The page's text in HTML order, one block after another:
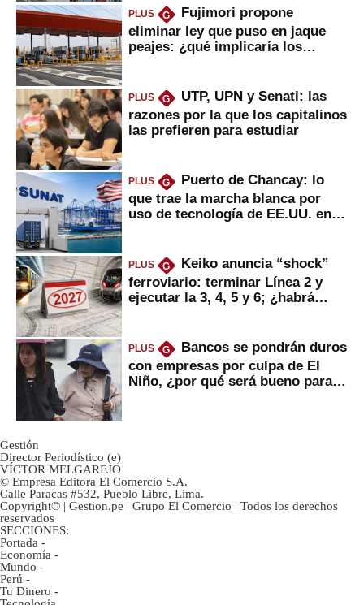
PLUS G
Fujimori propone
eliminar ley que puso en jaque
peajes: ¿qué implicaría los
PLUS G
UTP, UPN y Senati: las
razones por la que los capitalinos
las prefieren para estudiar
PLUS G
Puerto de Chancay: lo
que trae la marcha blanca por
uso de tecnología de EE.UU. en
PLUS G
Keiko anuncia “shock”
ferroviario: terminar Línea 2 y
ejecutar la 3, 4, 5 y 6; ¿habrá
PLUS G
Bancos se pondrán duros
con empresas por culpa de El
Niño, ¿por qué será bueno para
Gestión
Director Periodístico (e)
VÍCTOR MELGAREJO
© Empresa Editora El Comercio S.A.
Calle Paracas #532, Pueblo Libre, Lima.
Copyright© | Gestion.pe | Grupo El Comercio | Todos los derechos
reservados
SECCIONES:
Portada -
Economía -
Mundo -
Perú -
Tu Dinero -